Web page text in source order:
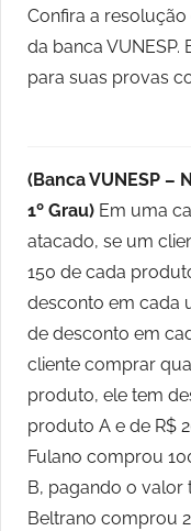
Confira a
da banca
para suas provas
(Banca VUNESP –
1º Grau) Em uma
atacado, se um
150 de cada
desconto em cada
de desconto em
cliente comprar
produto, ele tem
produto A e de R$
Fulano comprou
B, pagando o valor
Beltrano comprou